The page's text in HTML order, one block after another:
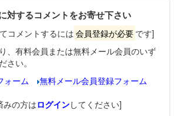
対するコメントをお寄せ下さい
コメントするには 会員登録が必要 です]
、有料会員または無料メール会員のいず
さい。
ォーム
無料メール会員登録フォーム
みの方はログインしてください]